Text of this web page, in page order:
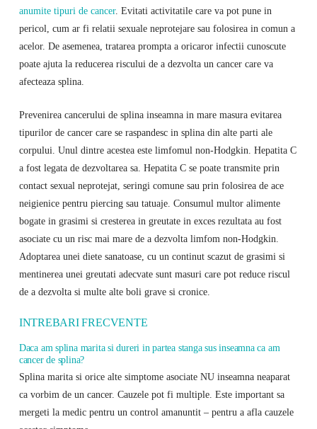
anumite tipuri de cancer. Evitati activitatile care va pot pune in
pericol, cum ar fi relatii sexuale neprotejare sau folosirea in comun a
acelor. De asemenea, tratarea prompta a oricaror infectii cunoscute
poate ajuta la reducerea riscului de a dezvolta un cancer care va
afecteaza splina.
Prevenirea cancerului de splina inseamna in mare masura evitarea
tipurilor de cancer care se raspandesc in splina din alte parti ale
corpului. Unul dintre acestea este limfomul non-Hodgkin. Hepatita C
a fost legata de dezvoltarea sa. Hepatita C se poate transmite prin
contact sexual neprotejat, seringi comune sau prin folosirea de ace
neigienice pentru piercing sau tatuaje. Consumul multor alimente
bogate in grasimi si cresterea in greutate in exces rezultata au fost
asociate cu un risc mai mare de a dezvolta limfom non-Hodgkin.
Adoptarea unei diete sanatoase, cu un continut scazut de grasimi si
mentinerea unei greutati adecvate sunt masuri care pot reduce riscul
de a dezvolta si multe alte boli grave si cronice.
INTREBARI FRECVENTE
Daca am splina marita si dureri in partea stanga sus inseamna ca am
cancer de splina?
Splina marita si orice alte simptome asociate NU inseamna neaparat
ca vorbim de un cancer. Cauzele pot fi multiple. Este important sa
mergeti la medic pentru un control amanuntit – pentru a afla cauzele